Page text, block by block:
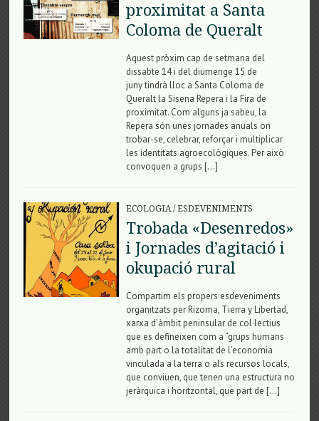
proximitat a Santa
Coloma de Queralt
Aquest pròxim cap de setmana del
dissabte 14 i del diumenge 15 de
juny tindrà lloc a Santa Coloma de
Queralt la Sisena Repera i la Fira de
proximitat. Com alguns ja sabeu, la
Repera són unes jornades anuals on
trobar-se, celebrar, reforçar i multiplicar
les identitats agroecològiques. Per això
convoquen a grups […]
ECOLOGIA/ESDEVENIMENTS
Trobada «Desenredos»
i Jornades d’agitació i
okupació rural
Compartim els propers esdeveniments
organitzats per Rizoma, Tierra y Libertad,
xarxa d’àmbit peninsular de col·lectius
que es defineixen com a “grups humans
amb part o la totalitat de l’economia
vinculada a la terra o als recursos locals,
que conviuen, que tenen una estructura no
jeràrquica i horitzontal, que part de […]